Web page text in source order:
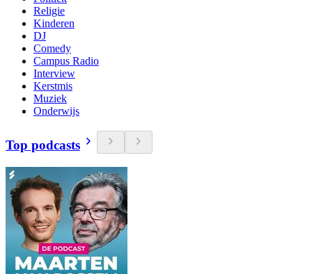
Religie
Kinderen
DJ
Comedy
Campus Radio
Interview
Kerstmis
Muziek
Onderwijs
Top podcasts